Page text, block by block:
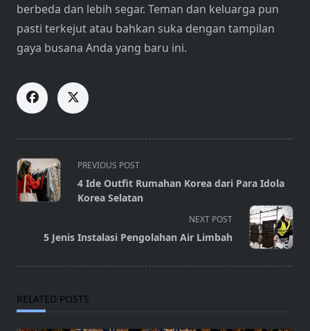
berbeda dan lebih segar. Teman dan keluarga pun
pasti terkejut atau bahkan suka dengan tampilan
gaya busana Anda yang baru ini.
<span
class="nav-
subtitle
text">Page</span>
PREVIOUS POST
4 Ide Outfit Rumahan Korea dari Para Idola
Korea Selatan
NEXT POST
5 Jenis Instalasi Pengolahan Air Limbah
RELATED POSTS